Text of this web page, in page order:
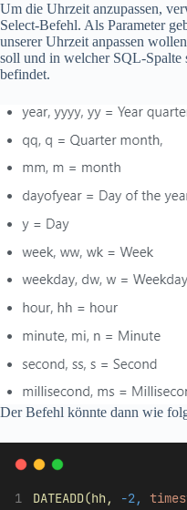
Um die Uhrzeit anzupassen,
Select-Befehl. Als Parameter
unserer Uhrzeit anpassen
soll und in welcher SQL-Spalte
befindet.
Der Befehl könnte dann wie
DATEADD(hh, -2,